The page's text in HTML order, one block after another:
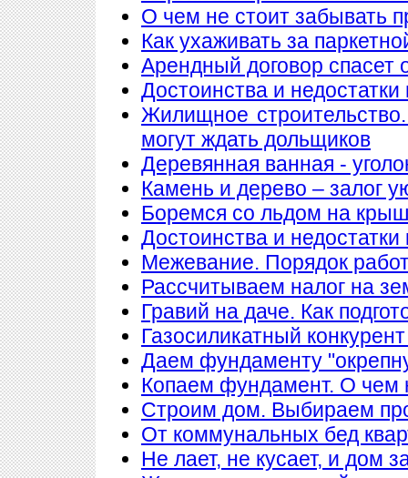
О чем не стоит забывать
Как ухаживать за
Арендный договор спасет
Достоинства и
Жилищное
могут ждать дольщиков
Деревянная ванная -
Камень и дерево – залог
Боремся со льдом на
Достоинства и
Межевание. Порядок
Рассчитываем налог на
Гравий на даче. Как
Газосиликатный
Даем фундаменту
Копаем фундамент. О чем
Строим дом. Выбираем
От коммунальных бед
Не лает, не кусает, и дом